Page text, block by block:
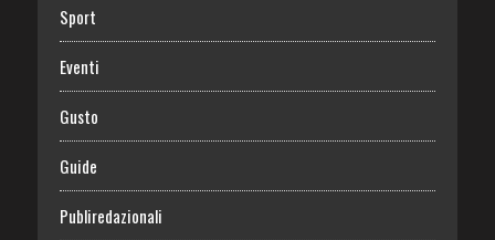
Sport
Eventi
Gusto
Guide
Publiredazionali